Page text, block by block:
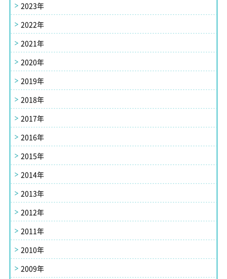
2023年
2022年
2021年
2020年
2019年
2018年
2017年
2016年
2015年
2014年
2013年
2012年
2011年
2010年
2009年